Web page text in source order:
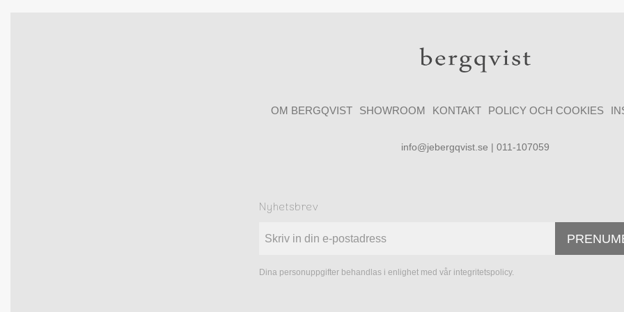
OM BERGQVIST SHOWROOM KONTAKT POLICY OCH COOKIES
info@jebergqvist.se | 011-107059
Nyhetsbrev
Dina personuppgifter behandlas i enlighet med vår integritetspolicy.